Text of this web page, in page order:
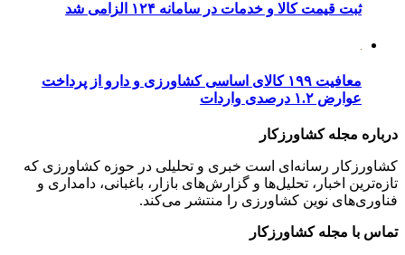
ثبت قیمت کالا و خدمات در سامانه ۱۲۴ الزامی شد
معافیت ۱۹۹ کالای اساسی کشاورزی و دارو از پرداخت
عوارض ۱.۲ درصدی واردات
درباره مجله کشاورزکار
کشاورزکار رسانه‌ای است خبری و تحلیلی در حوزه کشاورزی که
تازه‌ترین اخبار، تحلیل‌ها و گزارش‌های بازار، باغبانی، دامداری و
فناوری‌های نوین کشاورزی را منتشر می‌کند.
تماس با مجله کشاورزکار